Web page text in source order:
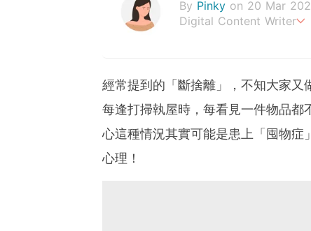
By Pinky on 20 Mar
Digital Content Writer
經常提到的「斷捨離」，不知大家又
每逢打掃執屋時，每看見一件物品
心這種情況其實可能是患上「囤物症
心理！